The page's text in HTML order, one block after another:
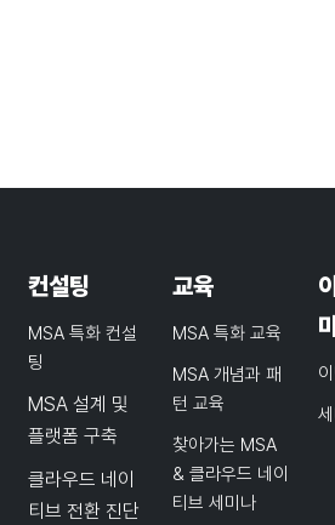
컨설팅
MSA 특화 컨설
팅
MSA 설계 및
플랫폼 구축
클라우드 네이
티브 전환 진단
교육
MSA 특화 교육
MSA 개념과 패
턴 교육
찾아가는 MSA
& 클라우드 네이
티브 세미나